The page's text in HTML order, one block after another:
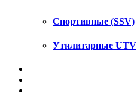
Спортивные (SSV)
Утилитарные UTV